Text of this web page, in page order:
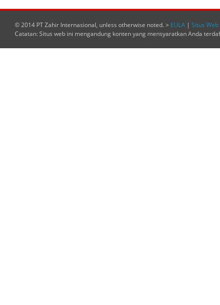
© 2014 PT Zahir Internasional, unless otherwise noted. > EULA | Situs
Catatan: Situs web ini mengandung konten yang mensyaratkan Anda